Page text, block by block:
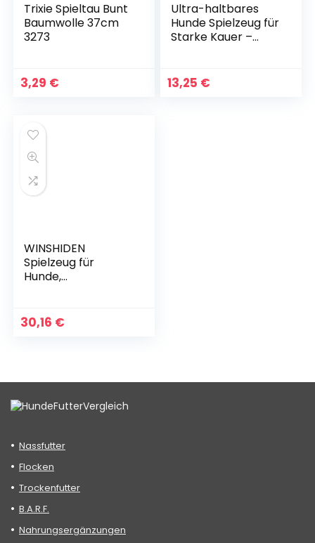
Trixie Spieltau Bunt
Baumwolle 37cm
3273
3,29 €
Ultra-haltbares
Hunde Spielzeug für
Starke Kauer –
nahezu
unzerstörbar
13,25 €
WINSHIDEN
Spielzeug für
Hunde,
mit
Baumwollmaterial
Hunde
30,16 €
Nassfutter
Flocken
Trockenfutter
B.A.R.F.
Nahrungsergänzungen